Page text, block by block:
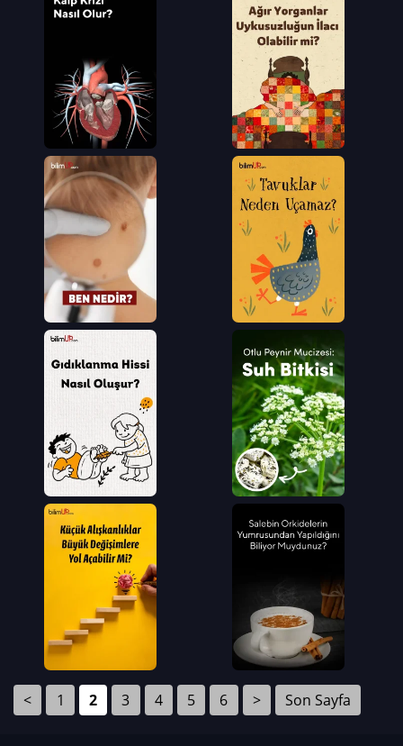
< 1 2 3 4 5 6 > Son Sayfa